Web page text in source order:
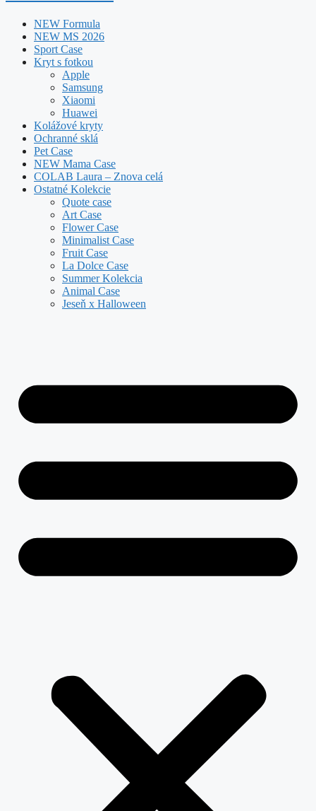
NEW Formula
NEW MS 2026
Sport Case
Kryt s fotkou
Apple
Samsung
Xiaomi
Huawei
Kolážové kryty
Ochranné sklá
Pet Case
NEW Mama Case
COLAB Laura – Znova celá
Ostatné Kolekcie
Quote case
Art Case
Flower Case
Minimalist Case
Fruit Case
La Dolce Case
Summer Kolekcia
Animal Case
Jeseň x Halloween